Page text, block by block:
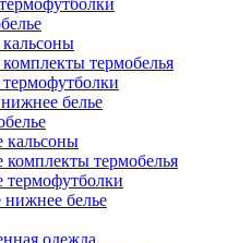
термобелья
белье
термобелья
белье
одежда